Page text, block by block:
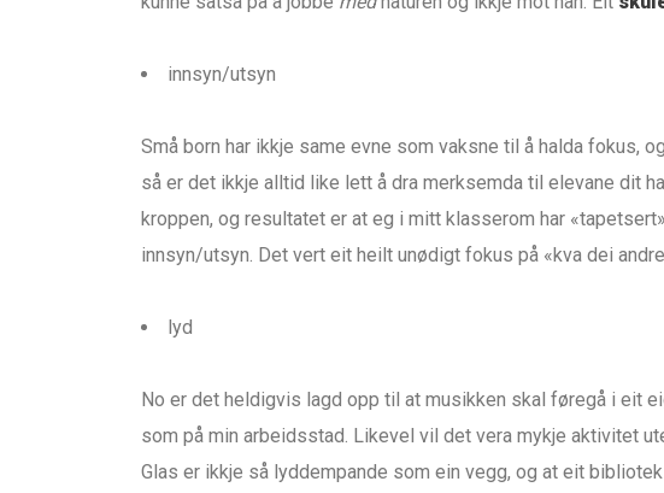
innsyn/utsyn
Små born har ikkje same evne som vaksne til å halda fokus,
så er det ikkje alltid like lett å dra merksemda til elevane dit
kroppen, og resultatet er at eg i mitt klasserom har
innsyn/utsyn. Det vert eit heilt unødigt fokus på «kva dei
lyd
No er det heldigvis lagd opp til at musikken skal føregå i eit
som på min arbeidsstad. Likevel vil det vera mykje aktivitet
Glas er ikkje så lyddempande som ein vegg, og at eit